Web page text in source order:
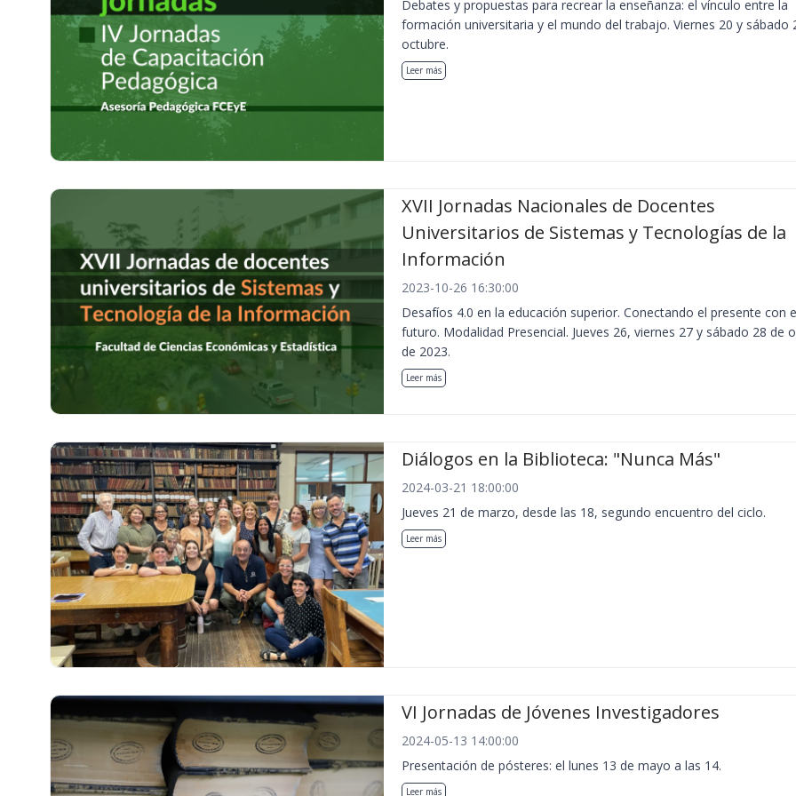
Debates y propuestas para recrear la enseñanza: el vínculo entre la
formación universitaria y el mundo del trabajo. Viernes 20 y sábado
octubre.
Leer más
XVII Jornadas Nacionales de Docentes
Universitarios de Sistemas y Tecnologías de la
Información
2023-10-26 16:30:00
Desafíos 4.0 en la educación superior. Conectando el presente con
futuro. Modalidad Presencial. Jueves 26, viernes 27 y sábado 28 de
de 2023.
Leer más
Diálogos en la Biblioteca: "Nunca Más"
2024-03-21 18:00:00
Jueves 21 de marzo, desde las 18, segundo encuentro del ciclo.
Leer más
VI Jornadas de Jóvenes Investigadores
2024-05-13 14:00:00
Presentación de pósteres: el lunes 13 de mayo a las 14.
Leer más